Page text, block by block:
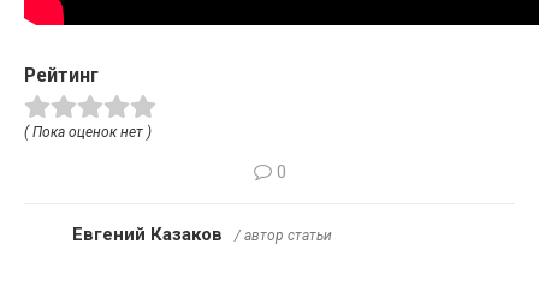
Рейтинг
( Пока оценок нет )
0
Евгений Казаков / автор статьи